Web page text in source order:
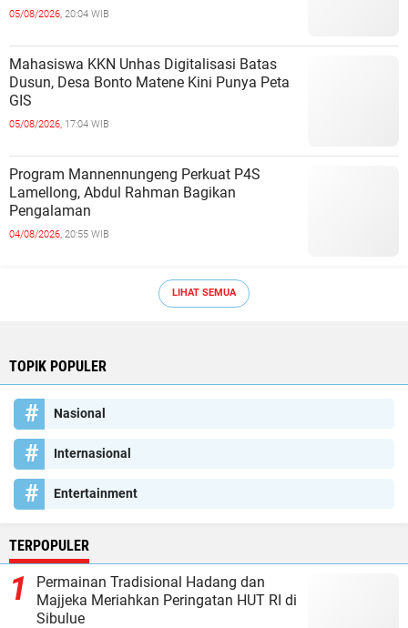
05/08/2026, 20:04 WIB
Mahasiswa KKN Unhas Digitalisasi Batas
Dusun, Desa Bonto Matene Kini Punya Peta
GIS
05/08/2026, 17:04 WIB
Program Mannennungeng Perkuat P4S
Lamellong, Abdul Rahman Bagikan
Pengalaman
04/08/2026, 20:55 WIB
LIHAT SEMUA
TOPIK POPULER
Nasional
Internasional
Entertainment
TERPOPULER
Permainan Tradisional Hadang dan
Majjeka Meriahkan Peringatan HUT RI di
Sibulue